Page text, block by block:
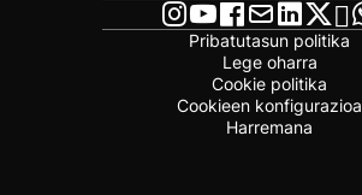
Pribatutasun politika
Lege oharra
Cookie politika
Cookieen konfigurazioa
Harremana